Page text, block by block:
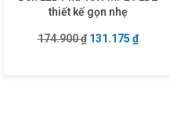
thiết kế gọn nhẹ
174.900₫ Giá gốc là:
131.175 ₫Giá